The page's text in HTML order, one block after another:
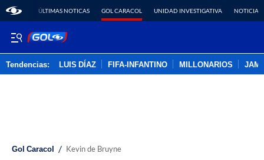
ÚLTIMAS NOTICAS GOL CARACOL UNIDAD INVESTIGATIVA NOTICIAS
Tendencias: LUIS DÍAZ FIFA-INFANTINO MILLONARIOS
Gol Caracol / Kevin de Bruyne